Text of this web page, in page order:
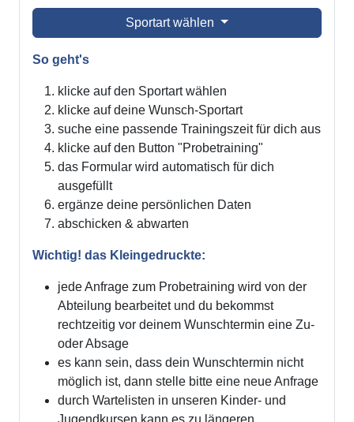
Sportart wählen
So geht's
klicke auf den Sportart wählen
klicke auf deine Wunsch-Sportart
suche eine passende Trainingszeit für dich aus
klicke auf den Button "Probetraining"
das Formular wird automatisch für dich
ausgefüllt
ergänze deine persönlichen Daten
abschicken & abwarten
Wichtig! das Kleingedruckte:
jede Anfrage zum Probetraining wird von der
Abteilung bearbeitet und du bekommst
rechtzeitig vor deinem Wunschtermin eine Zu-
oder Absage
es kann sein, dass dein Wunschtermin nicht
möglich ist, dann stelle bitte eine neue Anfrage
durch Wartelisten in unseren Kinder- und
Jugendkursen kann es zu längeren